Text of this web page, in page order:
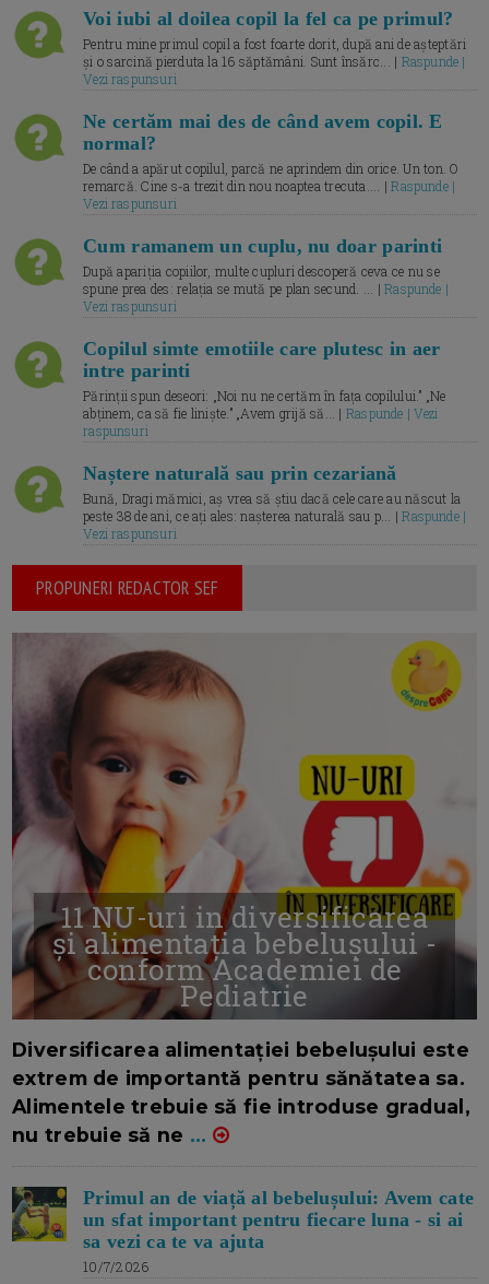
Voi iubi al doilea copil la fel ca pe primul?
Pentru mine primul copil a fost foarte dorit, după ani de așteptări
și o sarcină pierduta la 16 săptămâni. Sunt însărc... | Raspunde |
Vezi raspunsuri
Ne certăm mai des de când avem copil. E
normal?
De când a apărut copilul, parcă ne aprindem din orice. Un ton. O
remarcă. Cine s-a trezit din nou noaptea trecuta.... |Raspunde |
Vezi raspunsuri
Cum ramanem un cuplu, nu doar parinti
După apariția copiilor, multe cupluri descoperă ceva ce nu se
spune prea des: relația se mută pe plan secund. ... |Raspunde |
Vezi raspunsuri
Copilul simte emotiile care plutesc in aer
intre parinti
Părinții spun deseori: „Noi nu ne certăm în fața copilului.” „Ne
abținem, ca să fie liniște.” „Avem grijă să... | Raspunde | Vezi
raspunsuri
Naștere naturală sau prin cezariană
Bună, Dragi mămici, aș vrea să știu dacă cele care au născut la
peste 38 de ani, ce ați ales: nașterea naturală sau p... |Raspunde |
Vezi raspunsuri
PROPUNERI REDACTOR SEF
11 NU-uri in diversificarea
și alimentația bebelușului -
conform Academiei de
Pediatrie
Diversificarea alimentației bebelușului este
extrem de importantă pentru sănătatea sa.
Alimentele trebuie să fie introduse gradual,
nu trebuie să ne ...
Primul an de viață al bebelușului: Avem cate
un sfat important pentru fiecare luna - si ai
sa vezi ca te va ajuta
10/7/2026